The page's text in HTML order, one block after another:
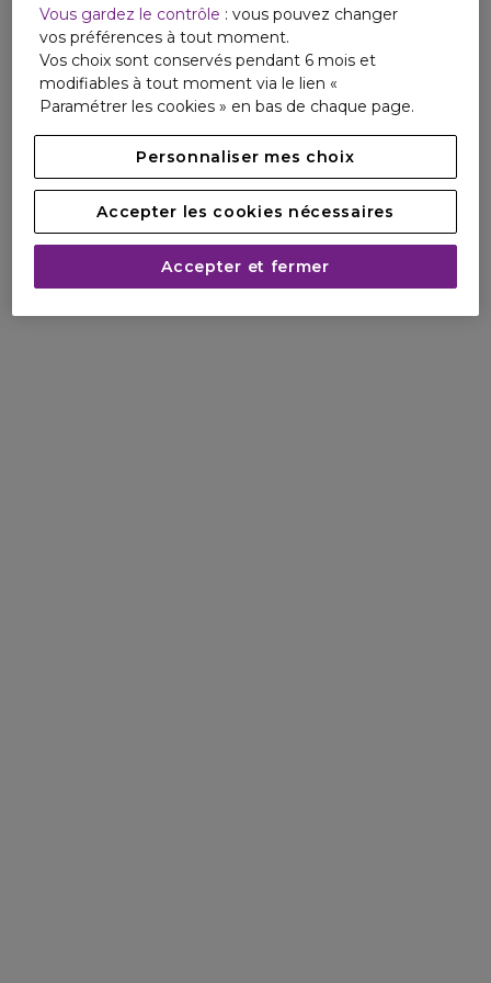
électrise une brassée de fleurs blanches à la féminité
affirmée, le tout dévoilant les facettes mystérieuses et
gourmandes de la vanille.
Vous gardez le contrôle : vous pouvez changer
vos préférences à tout moment.
Vos choix sont conservés pendant 6 mois et
modifiables à tout moment via le lien «
Paramétrer les cookies » en bas de chaque page.
Personnaliser mes choix
Accepter les cookies nécessaires
Accepter et fermer